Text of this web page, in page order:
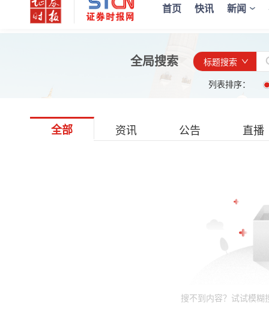
首页 快讯 新闻
全局搜索
标题搜索
列表排序：
全部 资讯 公告 直播
搜不到内容？试试模糊